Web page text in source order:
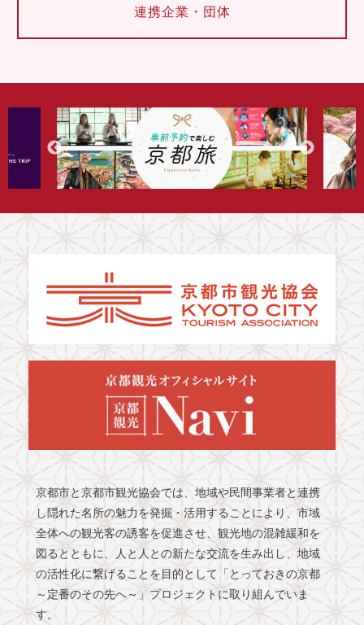
連携企業・団体
京都市と京都市観光協会では、地域や民間事業者と連携
し隠れた名所の魅力を発掘・活用することにより、市域
全体への観光客の誘客を促進させ、観光地の混雑緩和を
図るとともに、人と人との新たな交流を生み出し、地域
の活性化に繋げることを目的として「とっておきの京都
～定番のその先へ～」プロジェクトに取り組んでいま
す。